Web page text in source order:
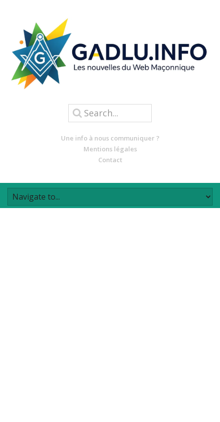
Une info à nous communiquer ?
Mentions légales
Contact